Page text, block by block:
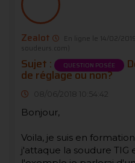
Zealot En ligne le 14/02/2019
soudeurs.com)
Sujet : QUESTION POSÉE
de réglage ou non?
08/06/2018 10:54:42
Bonjour,
Voila, je suis en
j'attaque la soudure TIG